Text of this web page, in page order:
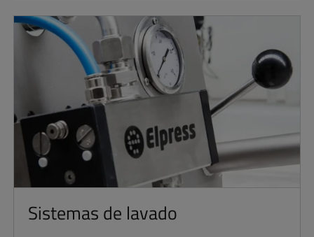
Sistemas de lavado